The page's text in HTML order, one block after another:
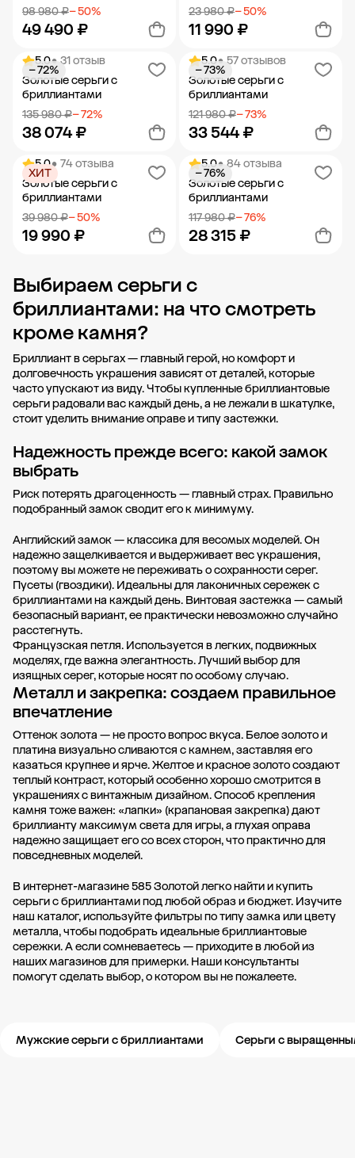
98 980 ₽− 50%
49 490 ₽
Добавить в корзину
23 980 ₽− 50%
11 990 ₽
Добавить в корзину
5.0• 31 отзыв
Золотые серьги с
бриллиантами
135 980 ₽− 72%
38 074 ₽
− 72%
Добавить в корзину
5.0• 57 отзывов
Золотые серьги с
бриллиантами
121 980 ₽− 73%
33 544 ₽
− 73%
Добавить в корзину
5.0• 74 отзыва
Золотые серьги с
бриллиантами
39 980 ₽− 50%
19 990 ₽
ХИТ
Добавить в корзину
5.0• 84 отзыва
Золотые серьги с
бриллиантами
117 980 ₽− 76%
28 315 ₽
− 76%
Выбираем серьги с
бриллиантами: на что смотреть
кроме камня?
Бриллиант в серьгах — главный герой, но комфорт и
долговечность украшения зависят от деталей, которые
часто упускают из виду. Чтобы купленные бриллиантовые
серьги радовали вас каждый день, а не лежали в шкатулке,
стоит уделить внимание оправе и типу застежки.
Надежность прежде всего: какой замок
выбрать
Риск потерять драгоценность — главный страх. Правильно
подобранный замок сводит его к минимуму.
Английский замок — классика для весомых моделей. Он
надежно защелкивается и выдерживает вес украшения,
поэтому вы можете не переживать о сохранности серег.
Пусеты (гвоздики). Идеальны для лаконичных сережек с
бриллиантами на каждый день. Винтовая застежка — самый
безопасный вариант, ее практически невозможно случайно
расстегнуть.
Французская петля. Используется в легких, подвижных
моделях, где важна элегантность. Лучший выбор для
изящных серег, которые носят по особому случаю.
Металл и закрепка: создаем правильное
впечатление
Оттенок золота — не просто вопрос вкуса. Белое золото и
платина визуально сливаются с камнем, заставляя его
казаться крупнее и ярче. Желтое и красное золото создают
теплый контраст, который особенно хорошо смотрится в
украшениях с винтажным дизайном. Способ крепления
камня тоже важен: «лапки» (крапановая закрепка) дают
бриллианту максимум света для игры, а глухая оправа
надежно защищает его со всех сторон, что практично для
повседневных моделей.
В интернет-магазине 585 Золотой легко найти и купить
серьги с бриллиантами под любой образ и бюджет. Изучите
наш каталог, используйте фильтры по типу замка или цвету
металла, чтобы подобрать идеальные бриллиантовые
сережки. А если сомневаетесь — приходите в любой из
наших магазинов для примерки. Наши консультанты
помогут сделать выбор, о котором вы не пожалеете.
Мужские серьги с бриллиантами Серьги с